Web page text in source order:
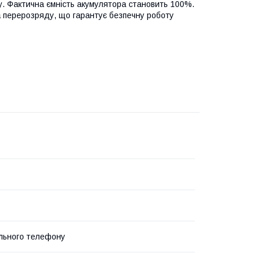
Фактична ємність акумулятора становить 100%.
що гарантує безпечну роботу
телефону